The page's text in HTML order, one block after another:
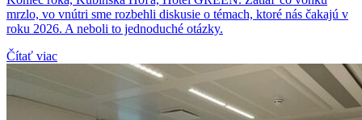
mrzlo, vo vnútri sme rozbehli diskusie o témach, ktoré nás čakajú v
roku 2026. A neboli to jednoduché otázky.
Čítať viac